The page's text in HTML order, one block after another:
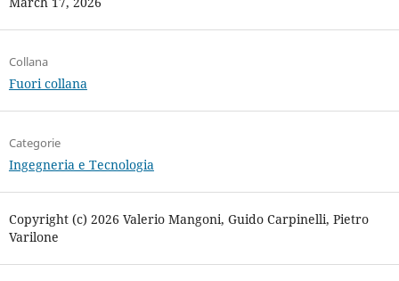
Collana
Fuori collana
Categorie
Ingegneria e Tecnologia
Copyright (c) 2026 Valerio Mangoni, Guido Carpinelli, Pietro
Varilone